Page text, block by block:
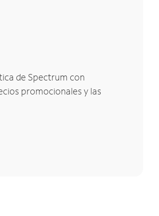
de Spectrum con
promocionales y las